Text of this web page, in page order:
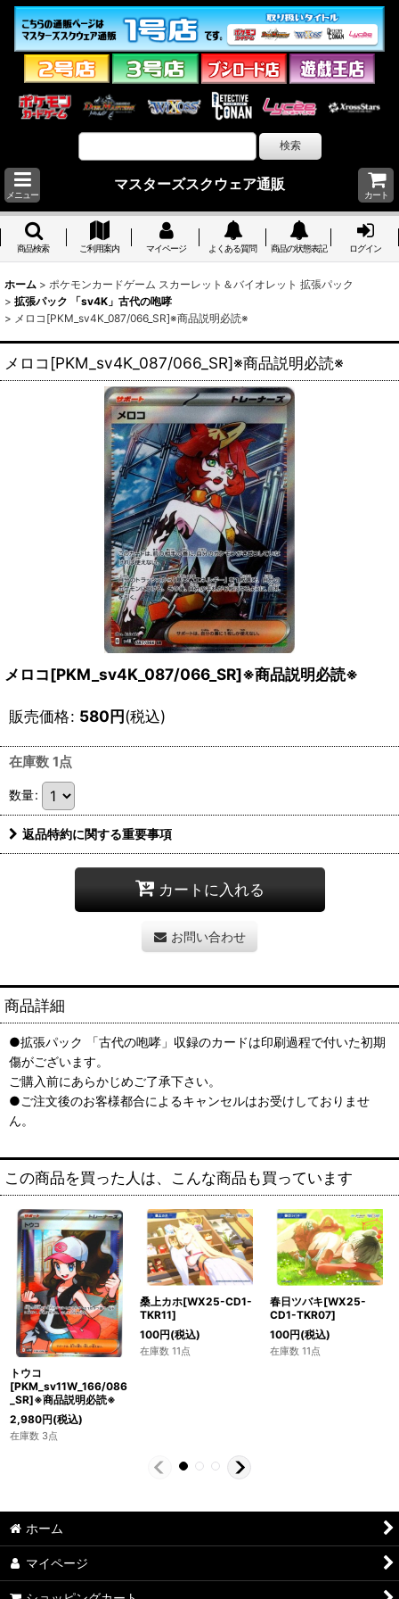
メニュー
マスターズスクウェア通販
カート
商品検索 ご利用案内 マイページ よくある質問 商品の状態表記 ログイン
ホーム > ポケモンカードゲーム スカーレット＆バイオレット 拡張パック
> 拡張パック 「sv4K」古代の咆哮
> メロコ[PKM_sv4K_087/066_SR]※商品説明必読※
メロコ[PKM_sv4K_087/066_SR]※商品説明必読※
メロコ[PKM_sv4K_087/066_SR]※商品説明必読※
販売価格: 580円(税込)
在庫数 1点
数量:
返品特約に関する重要事項
カートに入れる
お問い合わせ
商品詳細
●拡張パック 「古代の咆哮」収録のカードは印刷過程で付いた初期
傷がございます。
ご購入前にあらかじめご了承下さい。
●ご注文後のお客様都合によるキャンセルはお受けしておりませ
ん。
この商品を買った人は、こんな商品も買っています
トウコ
[PKM_sv11W_166/086
_SR]※商品説明必読※
2,980円(税込)
在庫数 3点
桑上カホ[WX25-CD1-
TKR11]
100円(税込)
在庫数 11点
春日ツバキ[WX25-
CD1-TKR07]
100円(税込)
在庫数 11点
ホーム
マイページ